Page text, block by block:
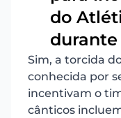
do
durante
Sim, a torcida
conhecida por
incentivam o
cânticos